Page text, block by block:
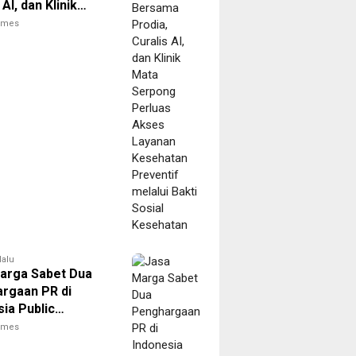
dan Klinik
Perluas
Sabet Dua
PR di
Public
Summit 2026